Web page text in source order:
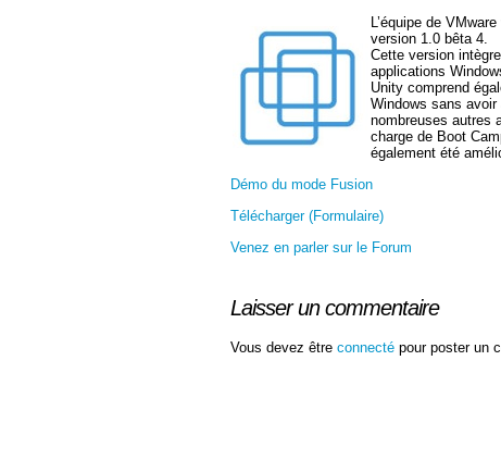
L’équipe de
version 1.0 bêta 4.
Cette version
applications
Unity comprend
Windows sans avoir
nombreuses autres
charge de Boot
également été
Démo du mode Fusion
Télécharger (Formulaire)
Venez en parler sur le Forum
Laisser un commentaire
Vous devez être connecté pour poster un